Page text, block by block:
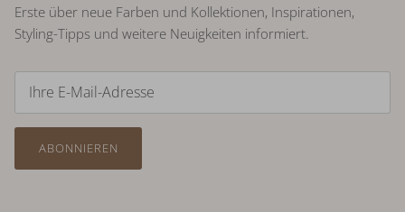
Erste über neue Farben und Kollektionen, Inspirationen,
Styling-Tipps und weitere Neuigkeiten informiert.
ABONNIEREN